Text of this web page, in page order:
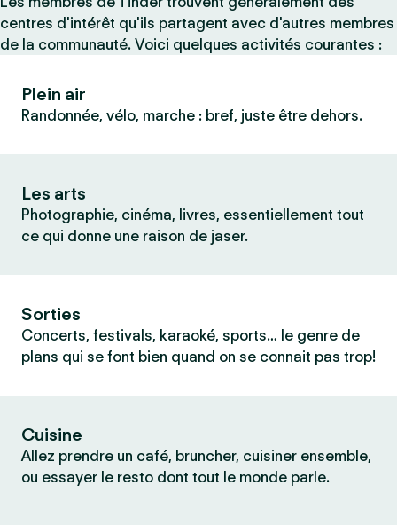
centres d'intérêt qu'ils partagent avec d'autres membres
de la communauté. Voici quelques activités courantes :
Plein air
Randonnée, vélo, marche : bref, juste être dehors.
Les arts
Photographie, cinéma, livres, essentiellement tout
ce qui donne une raison de jaser.
Sorties
Concerts, festivals, karaoké, sports… le genre de
plans qui se font bien quand on se connait pas trop!
Cuisine
Allez prendre un café, bruncher, cuisiner ensemble,
ou essayer le resto dont tout le monde parle.